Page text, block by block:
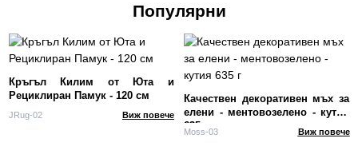
Популярни
Кръгъл Килим от Юта и
Рециклиран Памук - 120 см
JRug-02 Виж повече
Качествен декоративен мъх за
елени - ментовозелено - кутия
635 г
Moss-03 Виж повече